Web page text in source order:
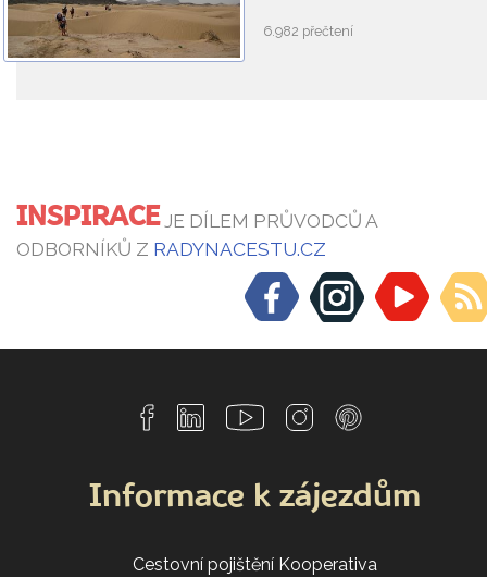
6.982 přečtení
INSPIRACEJE DÍLEM PRŮVODCŮ A
ODBORNÍKŮ Z RADYNACESTU.CZ
Informace k zájezdům
Cestovní pojištění Kooperativa